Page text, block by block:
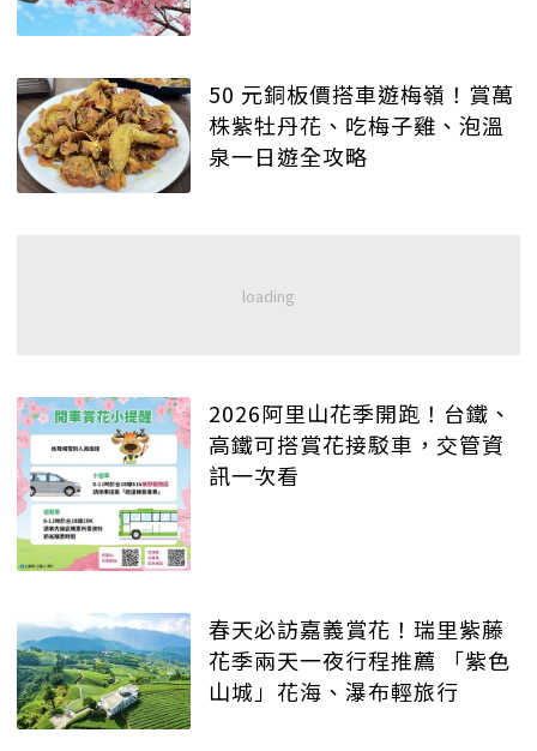
50 元銅板價搭車遊梅嶺！賞萬
株紫牡丹花、吃梅子雞、泡溫
泉一日遊全攻略
2026阿里山花季開跑！台鐵、
高鐵可搭賞花接駁車，交管資
訊一次看
春天必訪嘉義賞花！瑞里紫藤
花季兩天一夜行程推薦 「紫色
山城」花海、瀑布輕旅行